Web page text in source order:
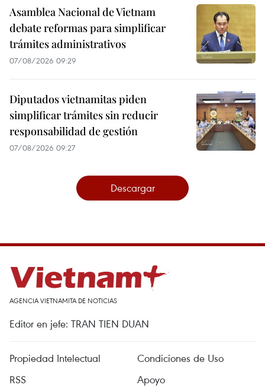
Asamblea Nacional de Vietnam
debate reformas para simplificar
trámites administrativos
07/08/2026 09:29
Diputados vietnamitas piden
simplificar trámites sin reducir
responsabilidad de gestión
07/08/2026 09:27
Descargar
AGENCIA VIETNAMITA DE NOTICIAS
Editor en jefe: TRAN TIEN DUAN
Propiedad Intelectual
Condiciones de Uso
RSS
Apoyo